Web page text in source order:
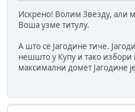
Искрено! Волим Звезду, али
Воша узме титулу.
А што се Јагодине тиче.
нешшто у Купу и тако избори
максимални домет Јагодине